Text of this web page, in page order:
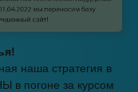
наша стратегия в
погоне за курсом